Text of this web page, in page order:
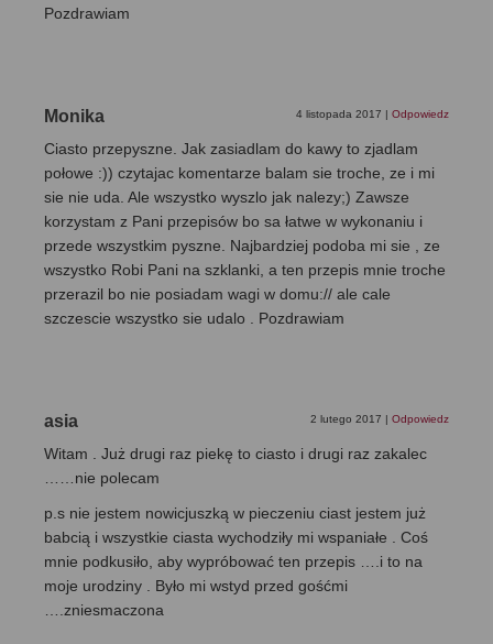
Pozdrawiam
Monika 4 listopada 2017 | Odpowiedz
Ciasto przepyszne. Jak zasiadlam do kawy to zjadlam
połowe :)) czytajac komentarze balam sie troche, ze i mi
sie nie uda. Ale wszystko wyszlo jak nalezy;) Zawsze
korzystam z Pani przepisów bo sa łatwe w wykonaniu i
przede wszystkim pyszne. Najbardziej podoba mi sie , ze
wszystko Robi Pani na szklanki, a ten przepis mnie troche
przerazil bo nie posiadam wagi w domu:// ale cale
szczescie wszystko sie udalo . Pozdrawiam
asia 2 lutego 2017 | Odpowiedz
Witam . Już drugi raz piekę to ciasto i drugi raz zakalec
……nie polecam
p.s nie jestem nowicjuszką w pieczeniu ciast jestem już
babcią i wszystkie ciasta wychodziły mi wspaniałe . Coś
mnie podkusiło, aby wypróbować ten przepis ….i to na
moje urodziny . Było mi wstyd przed gośćmi
….zniesmaczona